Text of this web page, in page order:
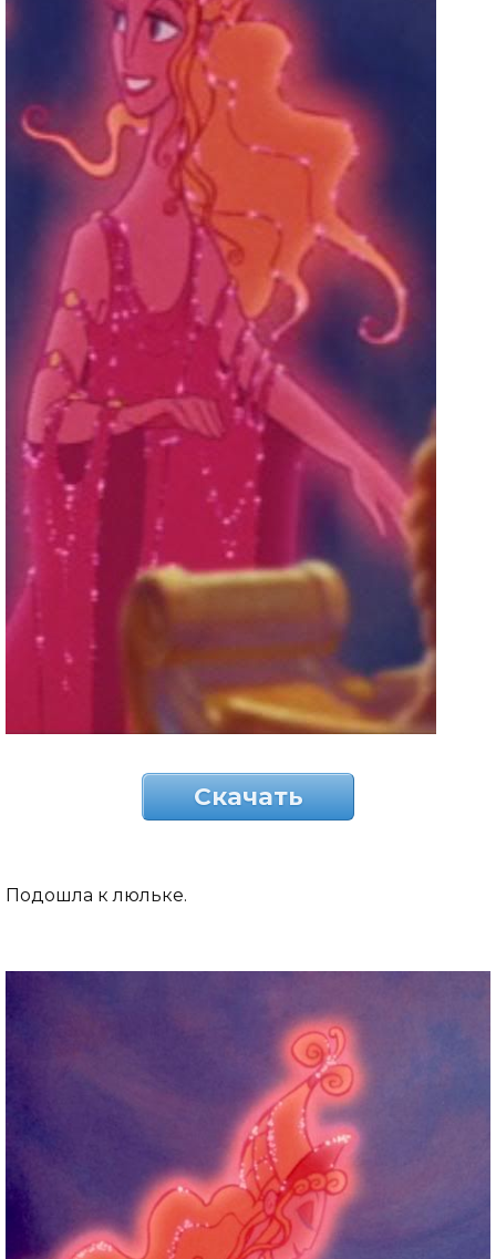
Скачать
Подошла к люльке.